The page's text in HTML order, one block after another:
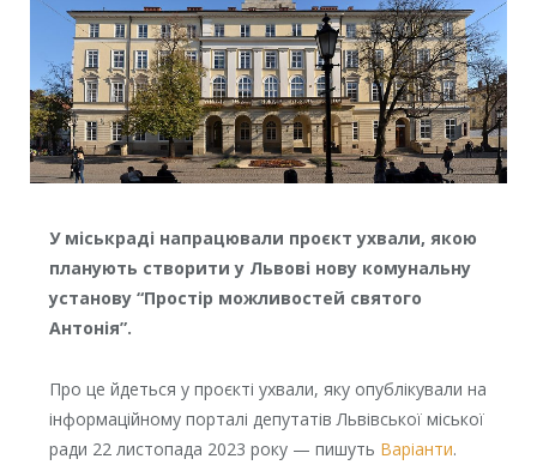
У міськраді напрацювали проєкт ухвали, якою
планують створити у Львові нову комунальну
установу “Простір можливостей святого
Антонія”.
Про це йдеться у проєкті ухвали, яку опублікували на
інформаційному порталі депутатів Львівської міської
ради 22 листопада 2023 року — пишуть Варіанти.